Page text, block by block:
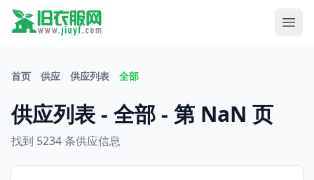
首页 供应 供应列表 全部
供应列表 - 全部 - 第 NaN 页
找到 5234 条供应信息